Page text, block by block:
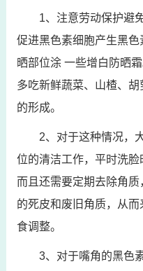
1、注意劳动保护避
促进黑色素细胞产生黑
晒部位涂 一些增白防晒
多吃新鲜蔬菜、山楂、
的形成。
2、对于这种情况，
位的清洁工作，平时洗脸
而且还需要定期去除角
的死皮和废旧角质，从
食调整。
3、对于嘴角的黑色